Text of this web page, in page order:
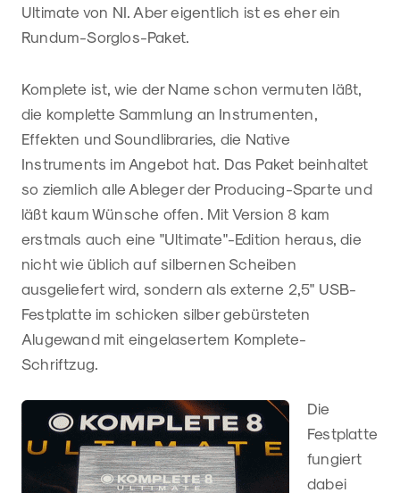
Ultimate von NI. Aber eigentlich ist es eher ein
Rundum-Sorglos-Paket.
Komplete ist, wie der Name schon vermuten läßt,
die komplette Sammlung an Instrumenten,
Effekten und Soundlibraries, die Native
Instruments im Angebot hat. Das Paket beinhaltet
so ziemlich alle Ableger der Producing-Sparte und
läßt kaum Wünsche offen. Mit Version 8 kam
erstmals auch eine "Ultimate"-Edition heraus, die
nicht wie üblich auf silbernen Scheiben
ausgeliefert wird, sondern als externe 2,5" USB-
Festplatte im schicken silber gebürsteten
Alugewand mit eingelasertem Komplete-
Schriftzug.
Die
Festplatte
fungiert
dabei